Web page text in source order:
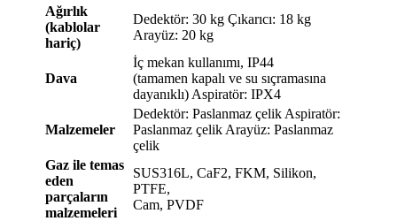
Ağırlık
(kablolar
hariç)
Dedektör: 30 kg Çıkarıcı: 18 kg
Arayüz: 20 kg
Dava
İç mekan kullanımı, IP44
(tamamen kapalı ve su sıçramasına
dayanıklı) Aspiratör: IPX4
Malzemeler
Dedektör: Paslanmaz çelik Aspiratör:
Paslanmaz çelik Arayüz: Paslanmaz
çelik
Gaz ile temas
eden
parçaların
malzemeleri
SUS316L, CaF2, FKM, Silikon,
PTFE,
Cam, PVDF